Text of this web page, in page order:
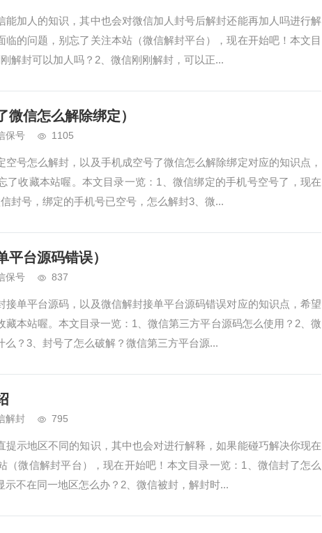
能加人的知识，其中也会对微信加人封号后解封还能再加人吗进行解
临的问题，别忘了关注本站（微信解封平台），现在开始吧！本文目
解封可以加人吗？2、微信刚刚解封，可以正...
信怎么解除绑定）
保号 1105
号怎么解封，以及手机成空号了微信怎么解除绑定对应的知识点，
了收藏本站喔。本文目录一览：1、微信绑定的手机号空号了，现在
封号，绑定的手机号已空号，怎么解封3、微...
台源码错误）
保号 837
接单平台源码，以及微信解封接单平台源码错误对应的知识点，希望
藏本站喔。本文目录一览：1、微信第三方平台源码怎么使用？2、微
么？3、封号了怎么破解？微信第三方平台源...
解封 795
提示地区不同的知识，其中也会对进行解释，如果能碰巧解决你现在
（微信解封平台），现在开始吧！本文目录一览：1、微信封了怎么
示不在同一地区怎么办？2、微信被封，解封时...